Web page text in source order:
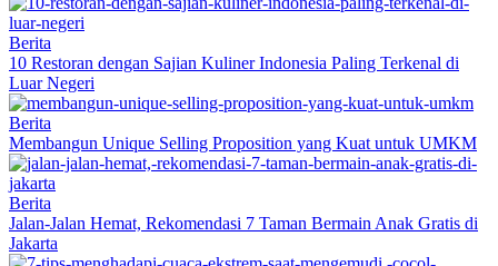
Berita
10 Restoran dengan Sajian Kuliner Indonesia Paling Terkenal di
Luar Negeri
Berita
Membangun Unique Selling Proposition yang Kuat untuk UMKM
Berita
Jalan-Jalan Hemat, Rekomendasi 7 Taman Bermain Anak Gratis di
Jakarta